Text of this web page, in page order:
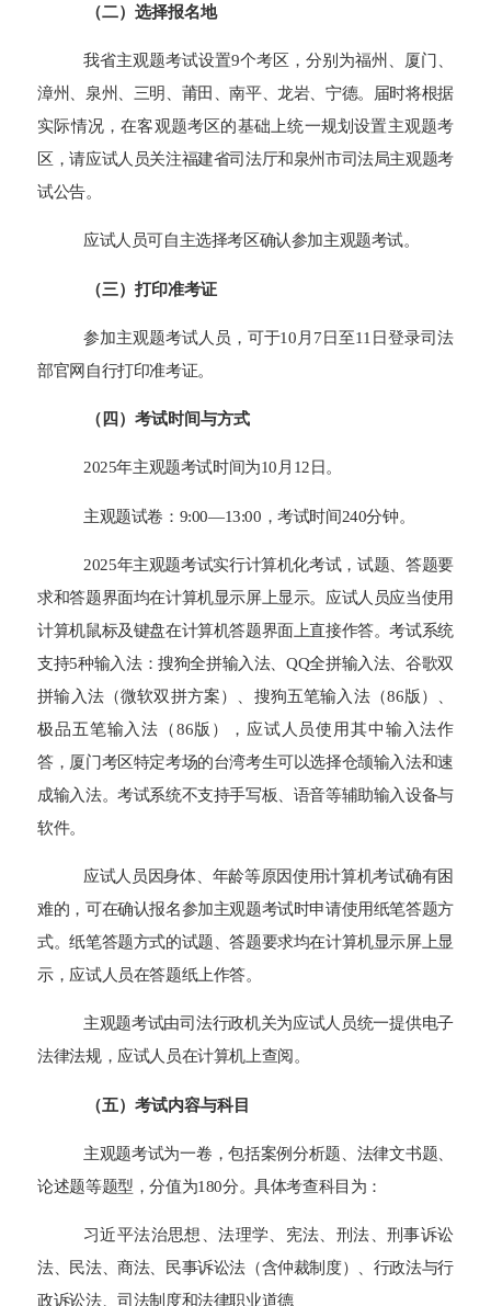
（二） 选择报名地
我省主观题考试设置9个考区，分别为福州、厦门、
漳州、泉州、三明、莆田、南平、龙岩、宁德。届时将根据
实际情况，在客观题考区的基础上统一规划设置主观题考
区，请应试人员关注福建省司法厅和泉州市司法局主观题考
试公告。
应试人员可自主选择考区确认参加主观题考试。
（三）打印准考证
参加主观题考试人员，可于10月 7日至11 日登录司法
部官网自行打印准考证。
（四）考试时间与方式
2025年主观题考试时间为10月 12 日。
主观题试卷：9:00—13:00，考试时间240分钟。
2025年主观题考试实行计算机化考试，试题、答题要
求和答题界面均在计算机显示屏上显示。应试人员应当使用
计算机鼠标及键盘在计算机答题界面上直接作答。考试系统
支持5种输入法：搜狗全拼输入法、QQ全拼输入法、谷歌双
拼输入法（微软双拼方案）、搜狗五笔输入法（86版）、
极品五笔输入法（86版），应试人员使用其中输入法作
答，厦门考区特定考场的台湾考生可以选择仓颉输入法和速
成输入法。考试系统不支持手写板、语音等辅助输入设备与
软件。
应试人员因身体、年龄等原因使用计算机考试确有困
难的，可在确认报名参加主观题考试时申请使用纸笔答题方
式。纸笔答题方式的试题、答题要求均在计算机显示屏上显
示，应试人员在答题纸上作答。
主观题考试由司法行政机关为应试人员统一提供电子
法律法规，应试人员在计算机上查阅。
（五）考试内容与科目
主观题考试为一卷，包括案例分析题、法律文书题、
论述题等题型，分值为180分。具体考查科目为：
习近平法治思想、法理学、宪法、刑法、刑事诉讼
法、民法、商法、民事诉讼法（含仲裁制度）、行政法与行
政诉讼法、司法制度和法律职业道德